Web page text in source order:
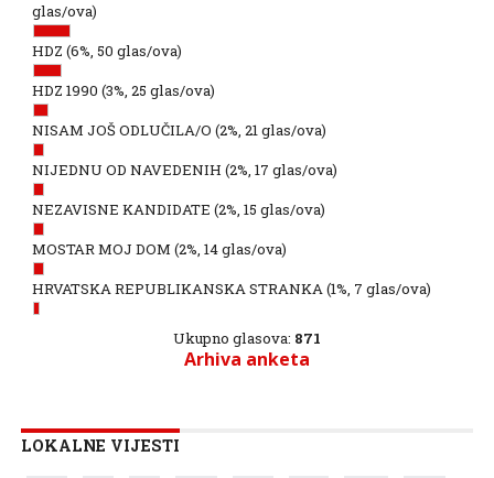
glas/ova)
HDZ (6%, 50 glas/ova)
HDZ 1990 (3%, 25 glas/ova)
NISAM JOŠ ODLUČILA/O (2%, 21 glas/ova)
NIJEDNU OD NAVEDENIH (2%, 17 glas/ova)
NEZAVISNE KANDIDATE (2%, 15 glas/ova)
MOSTAR MOJ DOM (2%, 14 glas/ova)
HRVATSKA REPUBLIKANSKA STRANKA(1%, 7 glas/ova)
Ukupno glasova: 871
Arhiva anketa
LOKALNE VIJESTI